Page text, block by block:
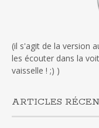
(il s'agit de la version
les écouter dans la
vaisselle ! ;) )
ARTICLES